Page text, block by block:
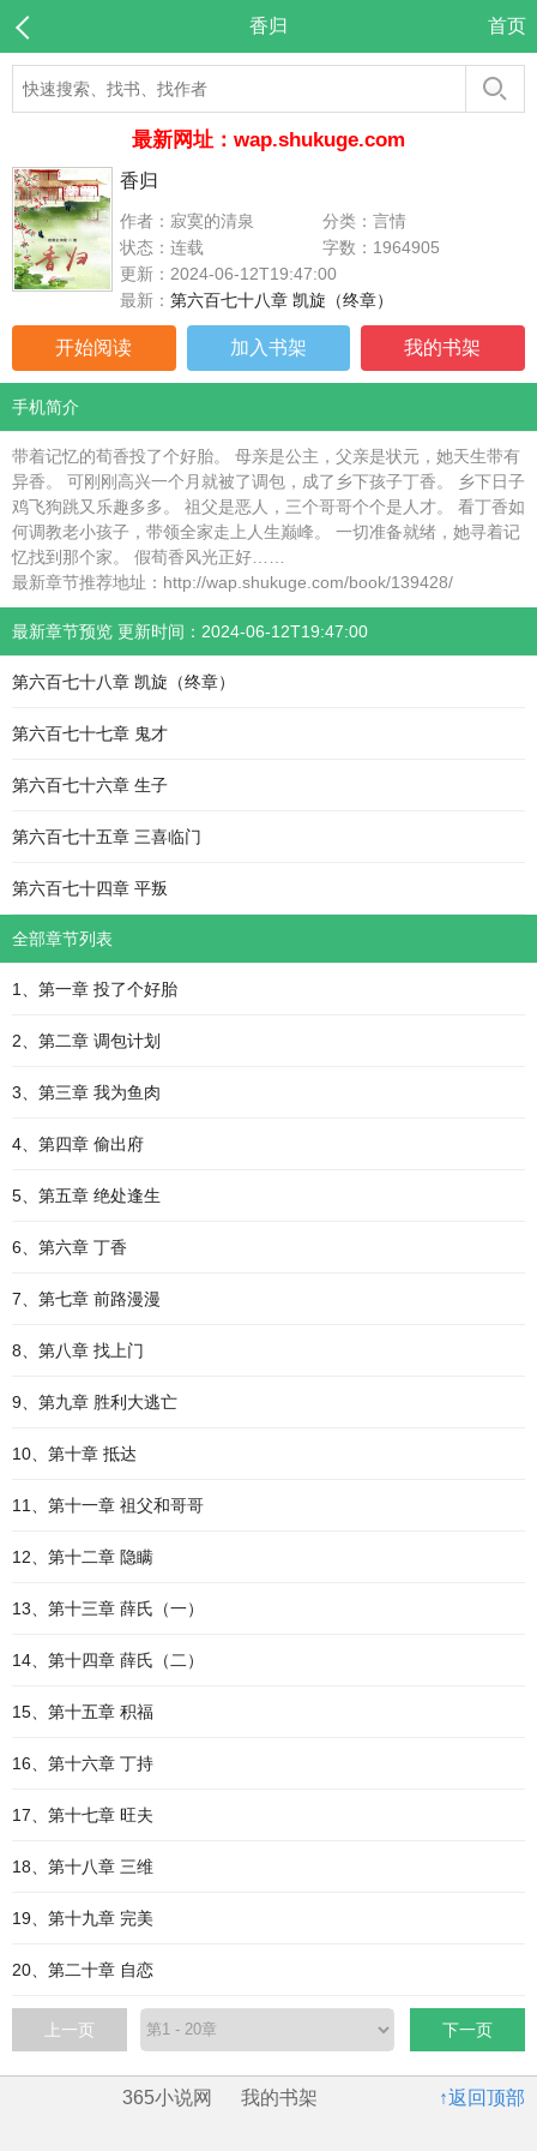
香归 首页
最新网址：wap.shukuge.com
香归
作者：寂寞的清泉
分类：言情
状态：连载
字数：1964905
更新：2024-06-12T19:47:00
最新： 第六百七十八章 凯旋（终章）
开始阅读 加入书架 我的书架
手机简介
带着记忆的荀香投了个好胎。 母亲是公主，父亲是状元，她天生带有
异香。 可刚刚高兴一个月就被了调包，成了乡下孩子丁香。 乡下日子
鸡飞狗跳又乐趣多多。 祖父是恶人，三个哥哥个个是人才。 看丁香如
何调教老小孩子，带领全家走上人生巅峰。 一切准备就绪，她寻着记
忆找到那个家。 假荀香风光正好……
最新章节推荐地址：http://wap.shukuge.com/book/139428/
最新章节预览 更新时间：2024-06-12T19:47:00
第六百七十八章 凯旋（终章）
第六百七十七章 鬼才
第六百七十六章 生子
第六百七十五章 三喜临门
第六百七十四章 平叛
全部章节列表
1、第一章 投了个好胎
2、第二章 调包计划
3、第三章 我为鱼肉
4、第四章 偷出府
5、第五章 绝处逢生
6、第六章 丁香
7、第七章 前路漫漫
8、第八章 找上门
9、第九章 胜利大逃亡
10、第十章 抵达
11、第十一章 祖父和哥哥
12、第十二章 隐瞒
13、第十三章 薛氏（一）
14、第十四章 薛氏（二）
15、第十五章 积福
16、第十六章 丁持
17、第十七章 旺夫
18、第十八章 三维
19、第十九章 完美
20、第二十章 自恋
上一页 下一页
↑返回顶部
365小说网 我的书架